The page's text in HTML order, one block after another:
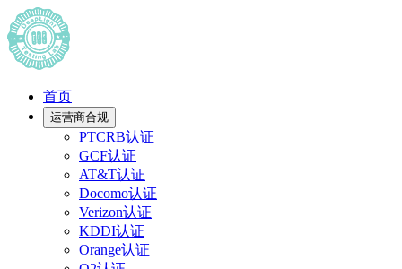
首页
运营商合规
PTCRB认证
GCF认证
AT&T认证
Docomo认证
Verizon认证
KDDI认证
Orange认证